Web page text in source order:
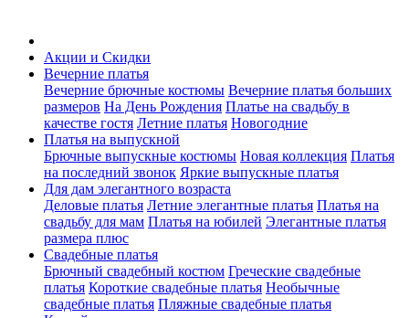
Акции и Скидки
Вечерние платья
Вечерние брючные костюмы Вечерние платья больших
размеров На День Рождения Платье на свадьбу в
качестве гостя Летние платья Новогодние
Платья на выпускной
Брючные выпускные костюмы Новая коллекция Платья
на последний звонок Яркие выпускные платья
Для дам элегантного возраста
Деловые платья Летние элегантные платья Платья на
свадьбу для мам Платья на юбилей Элегантные платья
размера плюс
Свадебные платья
Брючный свадебный костюм Греческие свадебные
платья Короткие свадебные платья Необычные
свадебные платья Пляжные свадебные платья